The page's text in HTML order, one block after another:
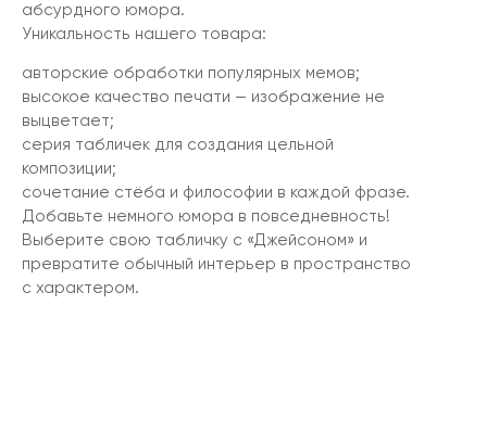
абсурдного юмора.
Уникальность нашего товара:
авторские обработки популярных мемов;
высокое качество печати — изображение не
выцветает;
серия табличек для создания цельной
композиции;
сочетание стёба и философии в каждой фразе.
Добавьте немного юмора в повседневность!
Выберите свою табличку с «Джейсоном» и
превратите обычный интерьер в пространство
с характером.